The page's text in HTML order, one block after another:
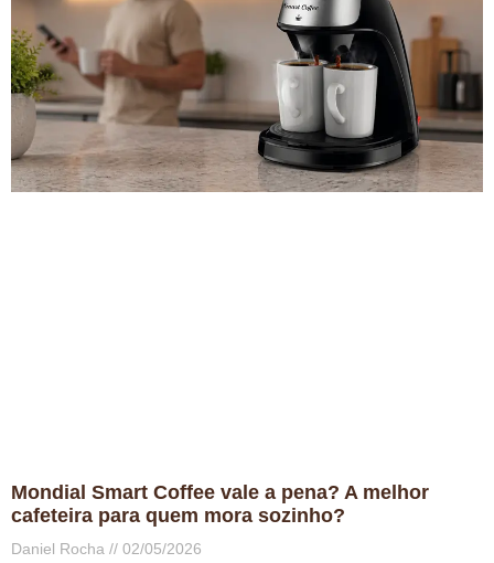
Mondial Smart Coffee vale a pena? A melhor
cafeteira para quem mora sozinho?
Daniel Rocha 02/05/2026